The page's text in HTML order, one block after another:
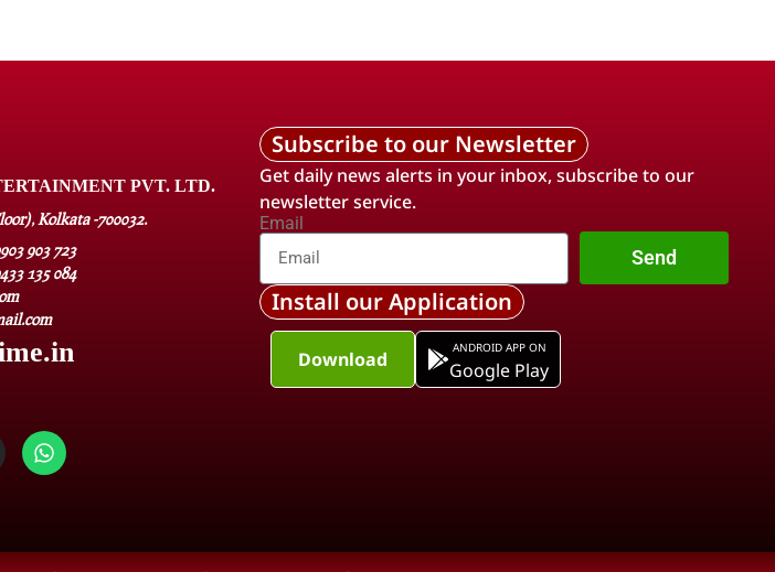
PVT. LTD.
Kolkata -700032.
903 723
135 084
Subscribe to our Newsletter
Get daily news alerts in your inbox, subscribe to our
newsletter service.
Email
Send
Install our Application
Download ANDROID APP ON
Google Play